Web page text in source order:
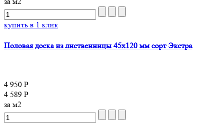
купить в 1 клик
Половая доска из лиственницы 45x120 мм сорт Экстра
4 950 Р
4 589 Р
за м2